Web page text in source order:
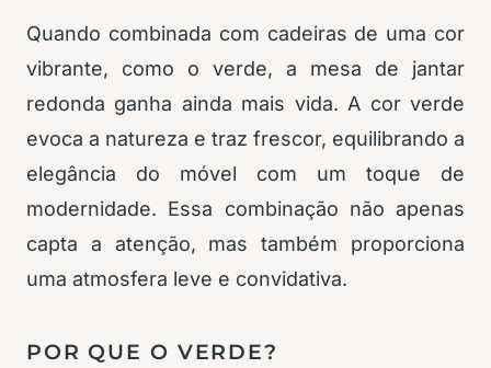
Quando combinada com cadeiras de uma cor
vibrante, como o verde, a mesa de jantar
redonda ganha ainda mais vida. A cor verde
evoca a natureza e traz frescor, equilibrando a
elegância do móvel com um toque de
modernidade. Essa combinação não apenas
capta a atenção, mas também proporciona
uma atmosfera leve e convidativa.
POR QUE O VERDE?